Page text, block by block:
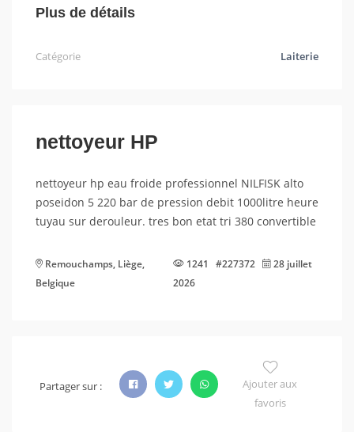
Plus de détails
Catégorie Laiterie
nettoyeur HP
nettoyeur hp eau froide professionnel NILFISK alto
poseidon 5 220 bar de pression debit 1000litre heure
tuyau sur derouleur. tres bon etat tri 380 convertible
Remouchamps, Liège,
Belgique
1241 #227372
28 juillet
2026
Partager sur :
Ajouter aux
favoris